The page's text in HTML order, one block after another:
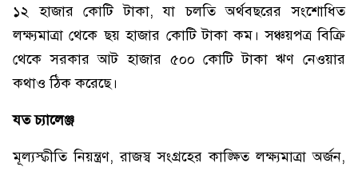
১২ হাজার কোটি টাকা, যা চলতি অর্থবছরের সংশোধিত
লক্ষ্যমাত্রা থেকে ছয় হাজার কোটি টাকা কম। সঞ্চয়পত্র বিক্রি
থেকে সরকার আট হাজার ৫০০ কোটি টাকা ঋণ নেওয়ার
কথাও ঠিক করেছে।
যত চ্যালেঞ্জ
মূল্যস্ফীতি নিয়ন্ত্রণ, রাজস্ব সংগ্রহের কাঙ্ক্ষিত লক্ষ্যমাত্রা অর্জন,